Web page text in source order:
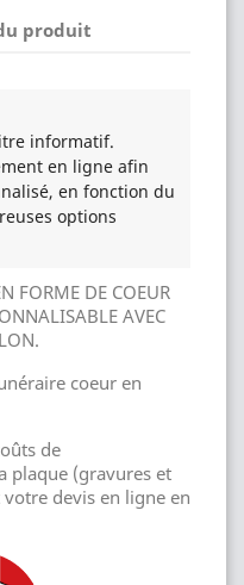
produit
informatif.
en ligne afin
en fonction du
options
FORME DE COEUR
AVEC
coeur en
de
plaque (gravures et
devis en ligne en